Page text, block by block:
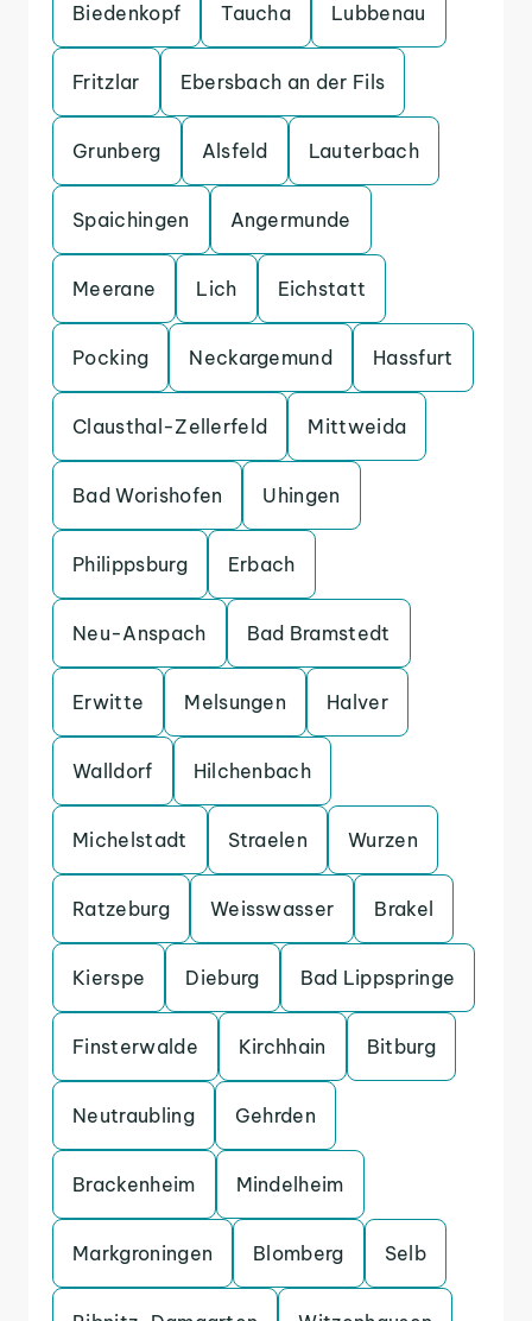
Biedenkopf Taucha Lubbenau
Fritzlar Ebersbach an der Fils
Grunberg Alsfeld Lauterbach
Spaichingen Angermunde
Meerane Lich Eichstatt
Pocking Neckargemund Hassfurt
Clausthal-Zellerfeld Mittweida
Bad Worishofen Uhingen
Philippsburg Erbach
Neu-Anspach Bad Bramstedt
Erwitte Melsungen Halver
Walldorf Hilchenbach
Michelstadt Straelen Wurzen
Ratzeburg Weisswasser Brakel
Kierspe Dieburg Bad Lippspringe
Finsterwalde Kirchhain Bitburg
Neutraubling Gehrden
Brackenheim Mindelheim
Markgroningen Blomberg Selb